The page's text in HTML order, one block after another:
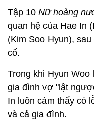
Tập 10 Nữ hoàng
quan hệ của Hae In
(Kim Soo Hyun),
cố.
Trong khi Hyun Woo
gia đình vợ "lật
In luôn cảm thấy có
và cả gia đình.